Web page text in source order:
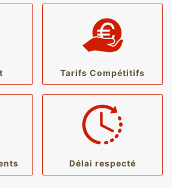
Tarifs Compétitifs
Délai respecté